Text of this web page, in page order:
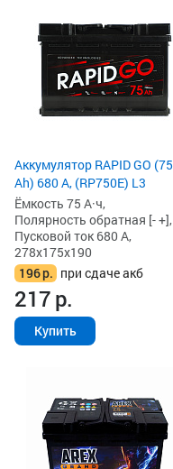
Аккумулятор RAPID GO (75
Ah) 680 А, (RP750E) L3
Ёмкость 75 А·ч,
Полярность обратная [- +],
Пусковой ток 680 А,
278x175x190
196р. при сдаче акб
217р.
Купить